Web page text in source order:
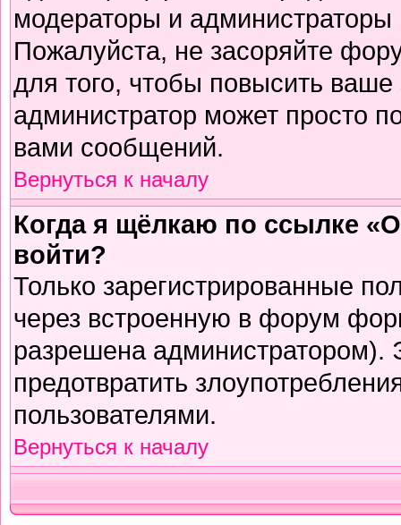
модераторы и
Пожалуйста, не засоряйте
для того, чтобы повысить
администратор может просто
вами сообщений.
Вернуться к началу
Когда я щёлкаю по ссылке
войти?
Только зарегистрированные
через встроенную в форум
разрешена администратором).
предотвратить
пользователями.
Вернуться к началу